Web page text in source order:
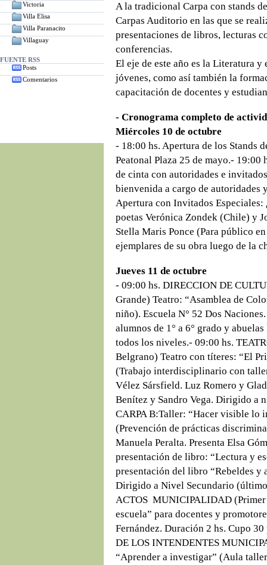
Victoria
Villa Elisa
Villa Paranacito
Villaguay
FUENTE RSS
Posts
Comentarios
A la tradicional Carpa con stands
Carpas Auditorio en las que se
presentaciones de libros, lecturas
conferencias.
El eje de este año es la Literatura
jóvenes, como así también la
capacitación de docentes y
- Cronograma completo de
Miércoles 10 de octubre
- 18:00 hs. Apertura de los Stands
Peatonal Plaza 25 de mayo.-
de cinta con autoridades e
bienvenida a cargo de autoridades
Apertura con Invitados Especiales:
poetas Verónica Zondek (Chile) y
Stella Maris Ponce (Para público
ejemplares de su obra luego de la
Jueves 11 de octubre
- 09:00 hs. DIRECCION DE
Grande) Teatro: “Asamblea de
niño). Escuela N° 52 Dos
alumnos de 1° a 6° grado y
todos los niveles.- 09:00 hs.
Belgrano) Teatro con títeres: “El
(Trabajo interdisciplinario con
Vélez Sársfield. Luz Romero y
Benítez y Sandro Vega. Dirigido
CARPA B:Taller: “Hacer visible lo
(Prevención de prácticas
Manuela Peralta. Presenta Elsa
presentación de libro: “Lectura y
presentación del libro “Rebeldes y
Dirigido a Nivel Secundario
ACTOS MUNICIPALIDAD (Primer
escuela” para docentes y
Fernández. Duración 2 hs. Cupo
DE LOS INTENDENTES
“Aprender a investigar” (Aula